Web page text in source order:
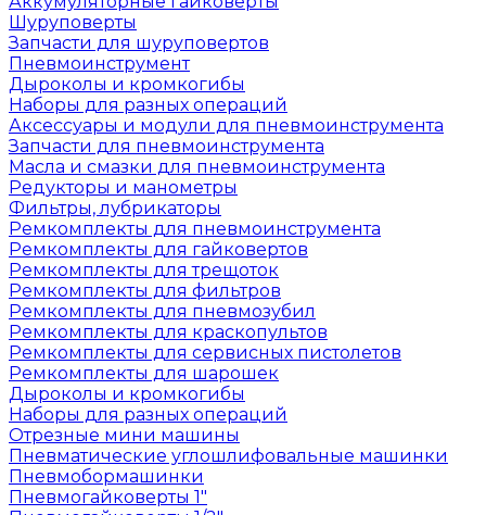
Шуруповерты
Запчасти для шуруповертов
Пневмоинструмент
Дыроколы и кромкогибы
Наборы для разных операций
Аксессуары и модули для пневмоинструмента
Запчасти для пневмоинструмента
Масла и смазки для пневмоинструмента
Редукторы и манометры
Фильтры, лубрикаторы
Ремкомплекты для пневмоинструмента
Ремкомплекты для гайковертов
Ремкомплекты для трещоток
Ремкомплекты для фильтров
Ремкомплекты для пневмозубил
Ремкомплекты для краскопультов
Ремкомплекты для сервисных пистолетов
Ремкомплекты для шарошек
Дыроколы и кромкогибы
Наборы для разных операций
Отрезные мини машины
Пневматические углошлифовальные машинки
Пневмобормашинки
Пневмогайковерты 1"